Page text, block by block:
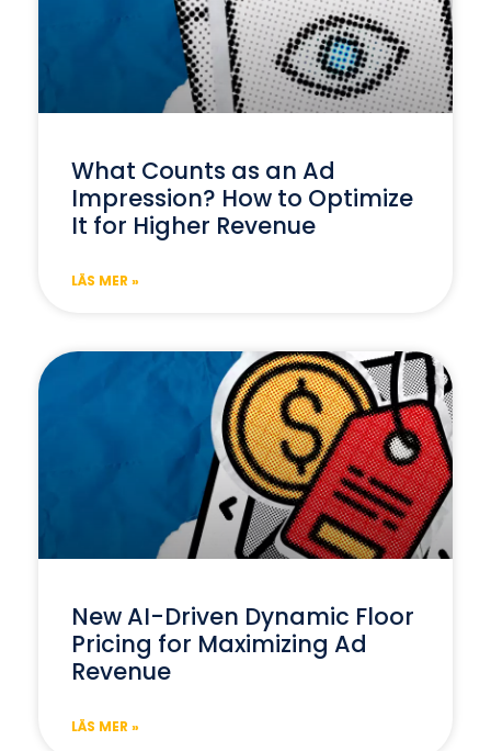
What Counts as an Ad
Impression? How to Optimize
It for Higher Revenue
LÄS MER »
New AI-Driven Dynamic Floor
Pricing for Maximizing Ad
Revenue
LÄS MER »